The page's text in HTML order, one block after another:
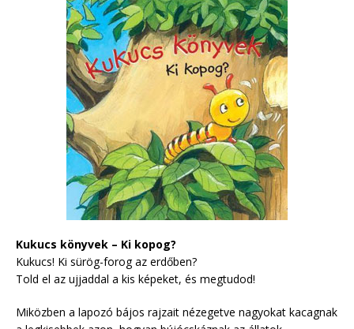
Kukucs könyvek – Ki kopog?
Kukucs! Ki sürög-forog az erdőben?
Told el az ujjaddal a kis képeket, és megtudod!
Miközben a lapozó bájos rajzait nézegetve nagyokat kacagnak